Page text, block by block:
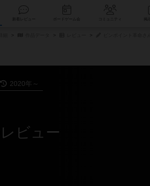
ス コミュニ
2020年～
ビュー